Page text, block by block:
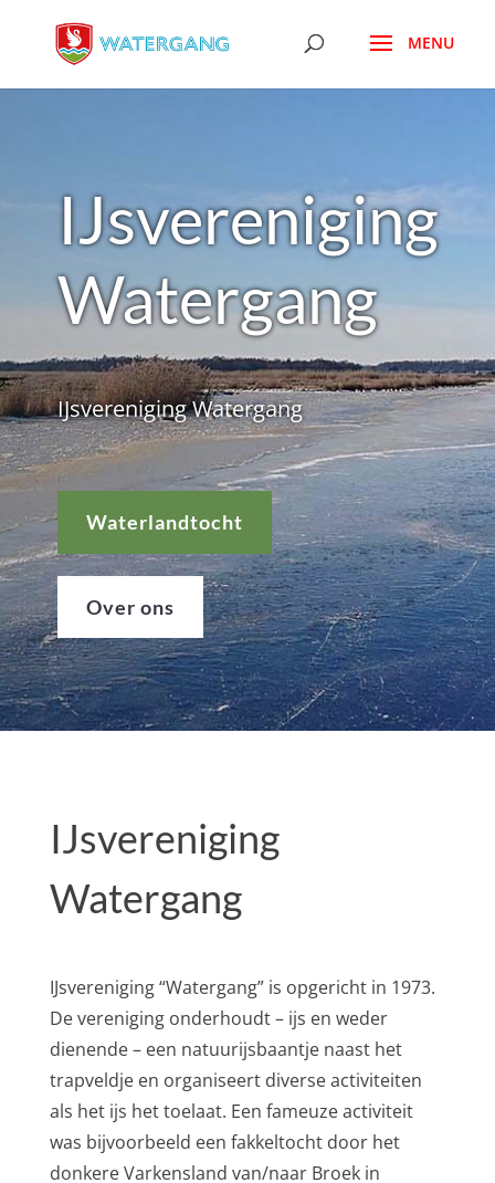
IJsvereniging
Watergang
IJsvereniging Watergang
Waterlandtocht
Over ons
IJsvereniging
Watergang
IJsvereniging “Watergang” is opgericht in 1973.
De vereniging onderhoudt – ijs en weder
dienende – een natuurijsbaantje naast het
trapveldje en organiseert diverse activiteiten
als het ijs het toelaat. Een fameuze activiteit
was bijvoorbeeld een fakkeltocht door het
donkere Varkensland van/naar Broek in